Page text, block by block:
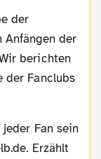
Anfängen der
berichten
der Fanclubs
Erzählt